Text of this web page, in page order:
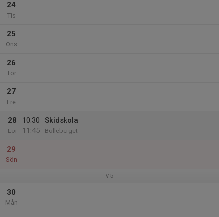
24
Tis
25
Ons
26
Tor
27
Fre
28
Lör
10:30
11:45
Skidskola
Bolleberget
29
Sön
v.5
30
Mån